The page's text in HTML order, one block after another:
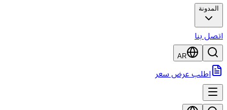
المدونة
بنا
AR
اطلب عرض سعر